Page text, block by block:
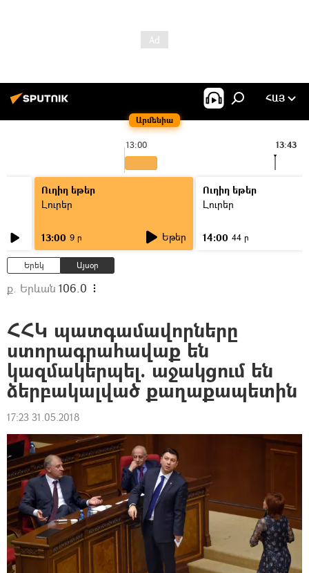
Արմենիա
ՀԱՅ
13:00 13:43
Ուղիղ եթեր
Լուրեր
13:00 9 ր Եթեր
Ուղիղ եթեր
Լուրեր
14:00 44 ր
Երեկ Այսօր
ք. Երևան 106.0
ՀՀԿ պատգամավորները
ստորագրահավաք են
կազմակերպել. աջակցում են
ձերբակալված քաղաքապետին
17:23 31.05.2018